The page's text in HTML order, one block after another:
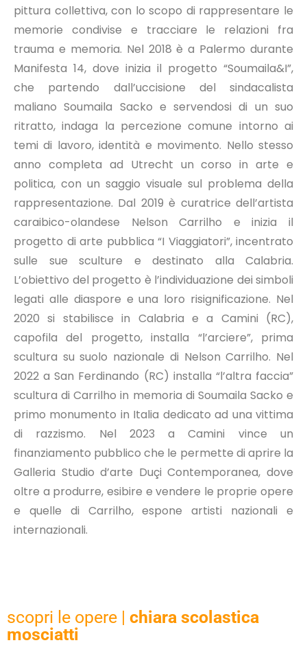
pittura collettiva, con lo scopo di rappresentare le
memorie condivise e tracciare le relazioni fra
trauma e memoria. Nel 2018 è a Palermo durante
Manifesta 14, dove inizia il progetto “Soumaila&I”,
che partendo dall’uccisione del sindacalista
maliano Soumaila Sacko e servendosi di un suo
ritratto, indaga la percezione comune intorno ai
temi di lavoro, identità e movimento. Nello stesso
anno completa ad Utrecht un corso in arte e
politica, con un saggio visuale sul problema della
rappresentazione. Dal 2019 è curatrice dell’artista
caraibico-olandese Nelson Carrilho e inizia il
progetto di arte pubblica “I Viaggiatori”, incentrato
sulle sue sculture e destinato alla Calabria.
L’obiettivo del progetto è l’individuazione dei simboli
legati alle diaspore e una loro risignificazione. Nel
2020 si stabilisce in Calabria e a Camini (RC),
capofila del progetto, installa “l’arciere”, prima
scultura su suolo nazionale di Nelson Carrilho. Nel
2022 a San Ferdinando (RC) installa “l’altra faccia”
scultura di Carrilho in memoria di Soumaila Sacko e
primo monumento in Italia dedicato ad una vittima
di razzismo. Nel 2023 a Camini vince un
finanziamento pubblico che le permette di aprire la
Galleria Studio d’arte Duçi Contemporanea, dove
oltre a produrre, esibire e vendere le proprie opere
e quelle di Carrilho, espone artisti nazionali e
internazionali.
scopri le opere | chiara scolastica
mosciatti